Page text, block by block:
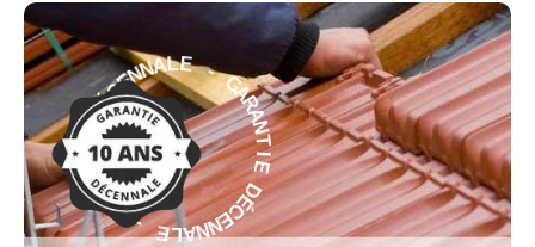
G
A
R
A
N
T
I
E
D
É
C
E
N
N
ALE - GARAN
T
I
E
D
É
C
E
N
N
A
L
E
-